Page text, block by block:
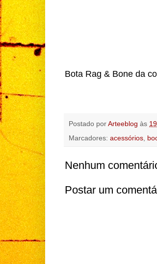
Bota Rag & Bone da
Postado porArteeblog às
Marcadores: acessórios
Nenhum
Postar um